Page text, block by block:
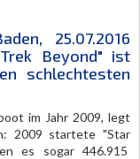
25.07.2016
Beyond" ist
schlechtesten
im Jahr 2009, legt
2009 startete "Star
es sogar 446.915